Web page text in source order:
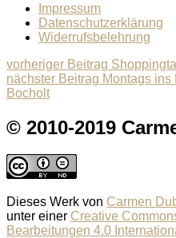
Impressum
Datenschutzerklärung
Widerrufsbelehrung
vorheriger Beitrag Previous
post:
nächster Beitrag Next
Montags ins
Bocholt
© 2010-2019
Dieses Werk von Carmen
unter einer Creative
Bearbeitungen 4.0